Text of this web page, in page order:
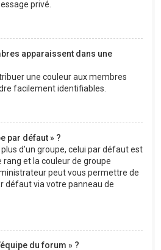
privé.
apparaissent dans une
une couleur aux membres
facilement identifiables.
par défaut » ?
d’un groupe, celui par défaut est
et la couleur de groupe
peut vous permettre de
défaut via votre panneau de
du forum » ?